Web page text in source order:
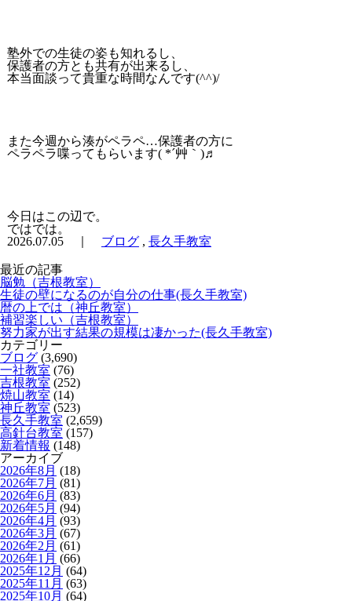
塾外での生徒の姿も知れるし、
保護者の方とも共有が出来るし、
本当面談って貴重な時間なんです(^^)/
また今週から湊がペラペ…保護者の方に
ペラペラ喋ってもらいます( *´艸｀)♬
今日はこの辺で。
ではでは。
2026.07.05 ｜ ブログ, 長久手教室
最近の記事
脳勉（吉根教室）
生徒の壁になるのが自分の仕事(長久手教室)
暦の上では（神丘教室）
補習楽しい（吉根教室）
努力家が出す結果の規模は凄かった(長久手教室)
カテゴリー
ブログ (3,690)
一社教室 (76)
吉根教室 (252)
焼山教室 (14)
神丘教室 (523)
長久手教室 (2,659)
高針台教室 (157)
新着情報 (148)
アーカイブ
2026年8月 (18)
2026年7月 (81)
2026年6月 (83)
2026年5月 (94)
2026年4月 (93)
2026年3月 (67)
2026年2月 (61)
2026年1月 (66)
2025年12月 (64)
2025年11月 (63)
2025年10月 (64)